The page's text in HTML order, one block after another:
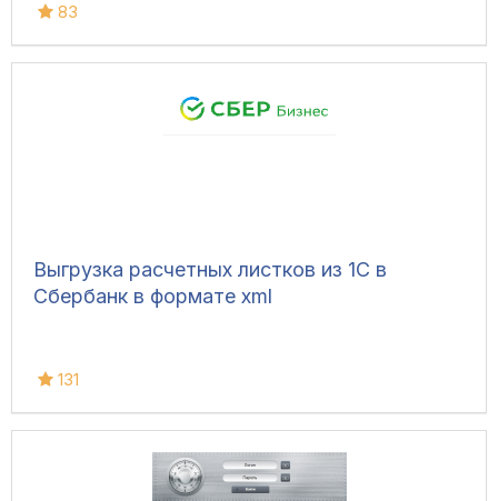
83
Выгрузка расчетных листков из 1С в
Сбербанк в формате xml
131